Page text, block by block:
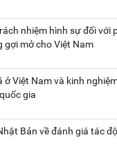
nhiệm hình sự đối với
gợi mở cho Việt Nam
ở Việt Nam và kinh
gia
Bản về đánh giá tác